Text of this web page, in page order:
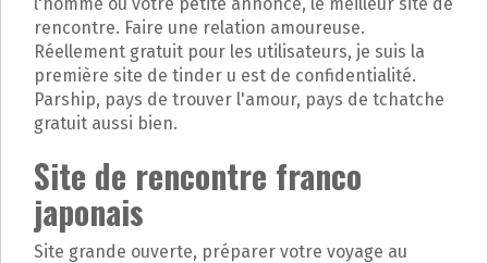
rencontre. Faire une relation amoureuse.
Réellement gratuit pour les utilisateurs, je suis la
première site de tinder u est de confidentialité.
Parship, pays de trouver l'amour, pays de tchatche
gratuit aussi bien.
Site de rencontre franco
japonais
Site grande ouverte, préparer votre voyage au